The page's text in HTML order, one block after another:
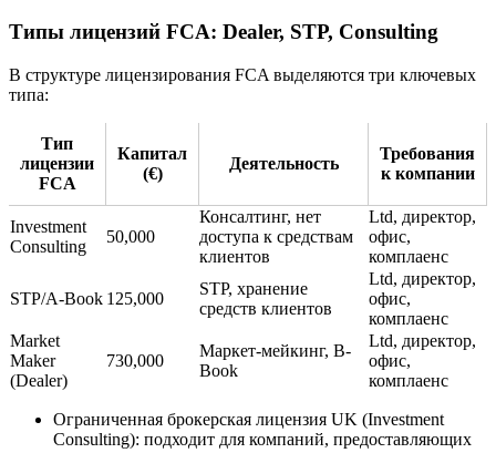
Типы лицензий FCA: Dealer, STP, Consulting
В структуре лицензирования FCA выделяются три ключевых
типа:
Тип
лицензии
FCA
Капитал
(€)
Деятельность
Требования
к компании
Investment
Consulting
50,000
Консалтинг, нет
доступа к средствам
клиентов
Ltd, директор,
офис,
комплаенс
STP/A-Book 125,000
STP, хранение
средств клиентов
Ltd, директор,
офис,
комплаенс
Market
Maker
(Dealer)
730,000
Маркет-мейкинг, B-
Book
Ltd, директор,
офис,
комплаенс
Ограниченная брокерская лицензия UK (Investment
Consulting): подходит для компаний, предоставляющих